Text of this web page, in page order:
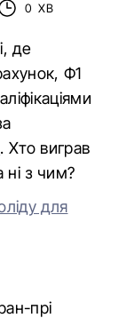
0 ХВ
де
Ф1
. Хто виграв
ні з чим?
для
прі